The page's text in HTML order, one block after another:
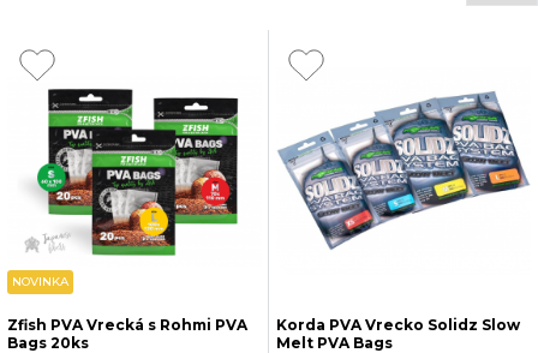
NOVINKA
Zfish PVA Vrecká s Rohmi PVA
Bags 20ks
Korda PVA Vrecko Solidz Slow
Melt PVA Bags